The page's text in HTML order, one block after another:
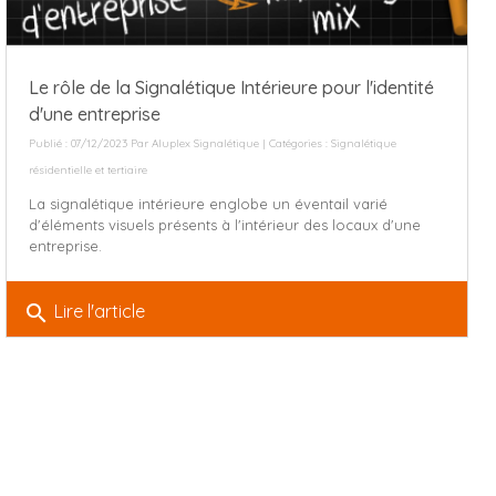
Le rôle de la Signalétique Intérieure pour l'identité
d'une entreprise
Publié : 07/12/2023 Par Aluplex Signalétique| Catégories : Signalétique
résidentielle et tertiaire
La signalétique intérieure englobe un éventail varié
d'éléments visuels présents à l'intérieur des locaux d'une
entreprise.
search Lire l'article